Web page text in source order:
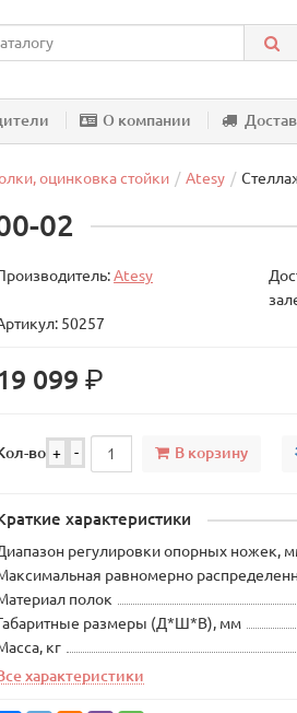
О компании
оцинковка стойки Atesy
02
Atesy
50257
099р.
во + - В корзину
характеристики
регулировки опорных ножек,
равномерно
полок
размеры (Д*Ш*В), мм
кг
характеристики